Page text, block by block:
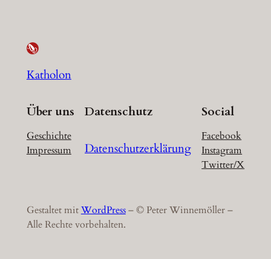
Katholon
Über uns
Geschichte
Impressum
Datenschutz
Datenschutzerklärung
Social
Facebook
Instagram
Twitter/X
Gestaltet mitWordPress– © Peter Winnemöller –
Alle Rechte vorbehalten.